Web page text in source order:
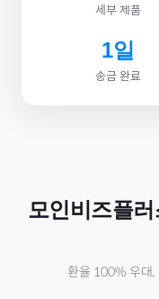
세부 제품
1일
송금 완료
모인비즈플
환율 100% 우대